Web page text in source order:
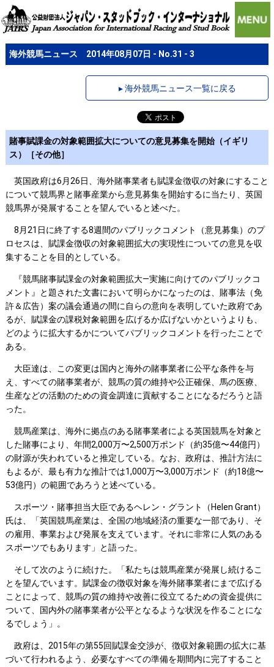
海外競馬ニュース 2014年08月07日 - No.31 - 3
▸ 海外競馬ニュース一覧に戻る
賭事賦課金の対象範囲拡大についての意見募集を開始（イギリ
ス）［その他］
英国政府は6月26日、海外賭事業者も賦課金徴収の対象にすること
について競馬界と賭事産業から意見募集を開始するに当たり、英国
競馬界が発展することを望んでいると述べた。
8月21日に終了する8週間のパブリックコメント（意見募集）のプ
ロセスは、賦課金徴収の対象範囲拡大の実現性についての意見を収
集することを目的としている。
『競馬賭事賦課金の対象範囲拡大―実施に向けてのパブリックコ
メント』と題された文書において明らかになったのは、賭事法（免
許＆広告）案の議会通過の間に自らの意向を表明していた政府であ
るが、賦課金の課税対象範囲を広げるか広げないかというよりも、
どのように拡大するかについてパブリックコメントを行ったことで
ある。
大臣達は、この変更は国内と海外の賭事業者に公平な条件を与
え、すべての賭事業者が、競馬の質の維持や公正確保、馬の医療、
生産などの活動のための資金調達に貢献することになるだろうと語
った。
競馬産業は、海外に拠点のある賭事業者による英国競馬を対象と
した賭事により、年間2,000万〜2,500万ポンド（約35億〜44億円）
の財源が失われていると推定している。なお、政府は、推計方法に
もよるが、最も有力な推計では1,000万〜3,000万ポンド（約18億〜
53億円）の範囲であろうと述べている。
スポーツ・賭事担当大臣であるヘレン・グラント（Helen Grant）
氏は、「英国競馬産業は、全国の地域経済の重要な一部であり、そ
の雇用、事業および発展を支えています。それに非常に人気のある
スポーツでもあります」と語った。
そして次のように続けた。「私たちは競馬産業が発展し続けるこ
とを望んでいます。賦課金の徴収対象を海外賭事業者にまで広げる
ことによって、競馬の質の維持や改善に役立てるための資金提供に
ついて、国内外の賭事業者が公平となるような状況を作ることにな
るでしょう」。
政府は、2015年の第55回賦課金交渉が、徴収対象範囲の拡大に基
づいて行われるよう、必要なすべての準備を期間内に完了すること